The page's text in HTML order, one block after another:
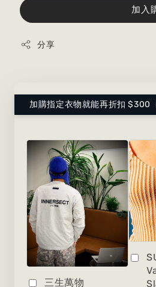
加入
分享
加購指定衣物就能再折扣 $300
三生萬物